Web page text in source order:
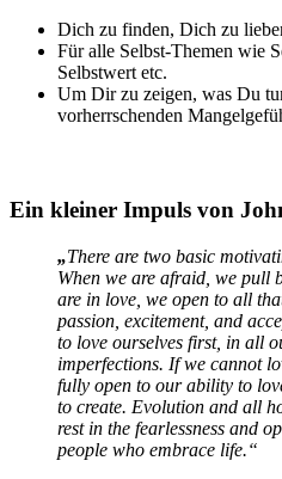
Dich zu finden, Dich zu
Für alle Selbst-Themen wie
Selbstwert etc.
Um Dir zu zeigen, was Du
vorherrschenden
Ein kleiner Impuls von
„There are two basic
When we are afraid, we pull
are in love, we open to all
passion, excitement, and
to love ourselves first, in all
imperfections. If we cannot
fully open to our ability to
to create. Evolution and all
rest in the fearlessness and
people who embrace life.“